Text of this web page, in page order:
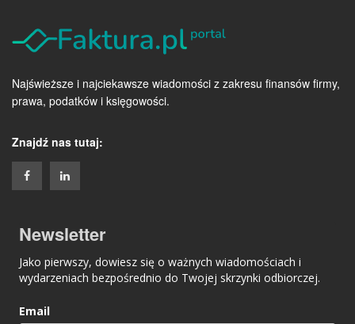
Najświeższe i najciekawsze wiadomości z zakresu finansów firmy,
prawa, podatków i księgowości.
Znajdź nas tutaj:
Newsletter
Jako pierwszy, dowiesz się o ważnych wiadomościach i
wydarzeniach bezpośrednio do Twojej skrzynki odbiorczej.
Email